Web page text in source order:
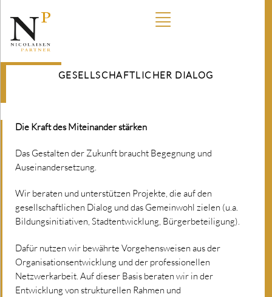
GESELLSCHAFTLICHER DIALOG
Die Kraft des Miteinander stärken
Das Gestalten der Zukunft braucht Begegnung und
Auseinandersetzung.
Wir beraten und unterstützen Projekte, die auf den
gesellschaftlichen Dialog und das Gemeinwohl zielen (u.a.
Bildungsinitiativen, Stadtentwicklung, Bürgerbeteiligung).
Dafür nutzen wir bewährte Vorgehensweisen aus der
Organisationsentwicklung und der professionellen
Netzwerkarbeit. Auf dieser Basis beraten wir in der
Entwicklung von strukturellen Rahmen und